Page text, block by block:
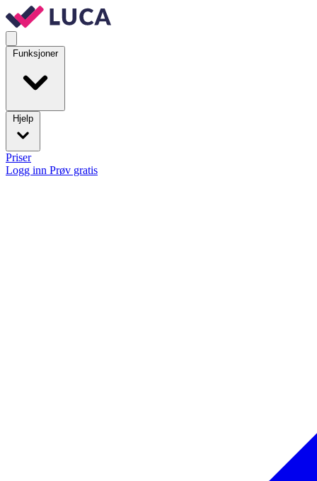
Funksjoner
Hjelp
Priser
Logg inn Prøv gratis